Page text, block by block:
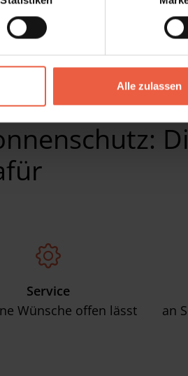
Alle zulassen
Service
Wünsche offen lässt
an